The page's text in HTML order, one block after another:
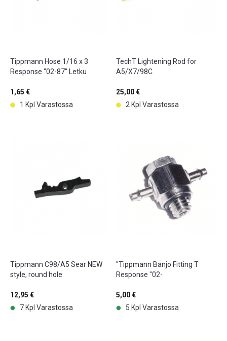
Tippmann Hose 1/16 x 3
Response "02-87" Letku
1,65 €
1 Kpl Varastossa
TechT Lightening Rod for
A5/X7/98C
25,00 €
2 Kpl Varastossa
Tippmann C98/A5 Sear NEW
style, round hole
12,95 €
7 Kpl Varastossa
"Tippmann Banjo Fitting T
Response "02-
5,00 €
5 Kpl Varastossa